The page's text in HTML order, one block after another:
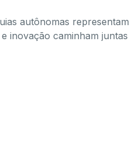
autônomas representam
inovação caminham juntas